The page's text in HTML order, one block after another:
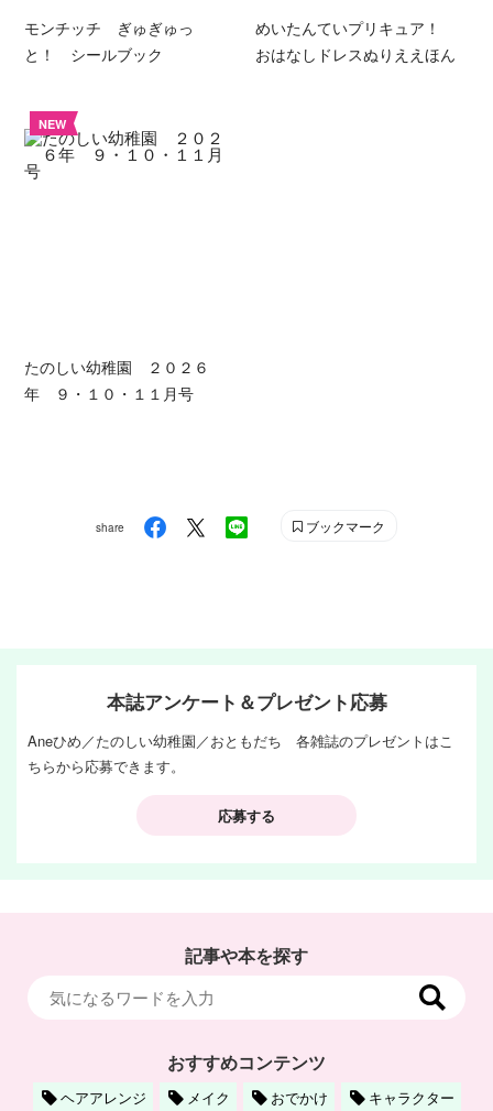
モンチッチ ぎゅぎゅっ
と！ シールブック
めいたんていプリキュア！
おはなしドレスぬりええほん
NEW
たのしい幼稚園 ２０２６
年 ９・１０・１１月号
share ブックマーク
本誌アンケート＆プレゼント応募
Aneひめ／たのしい幼稚園／おともだち 各雑誌のプレゼントはこ
ちらから応募できます。
応募する
記事や本を探す
おすすめコンテンツ
ヘアアレンジ メイク おでかけ キャラクター